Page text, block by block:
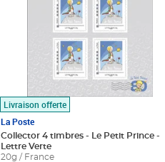
Livraison offerte
La Poste
Collector 4 timbres - Le Petit Prince -
Lettre Verte
20g / France